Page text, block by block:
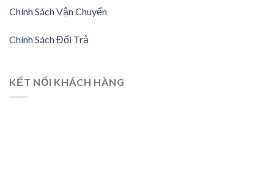
Chính Sách Vận Chuyển
Chính Sách Đổi Trả
KẾT NỐI KHÁCH HÀNG